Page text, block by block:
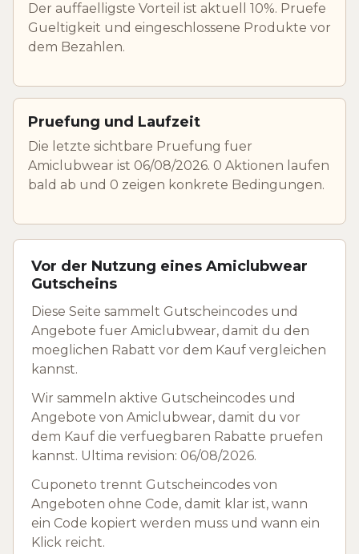
Der auffaelligste Vorteil ist aktuell 10%. Pruefe
Gueltigkeit und eingeschlossene Produkte vor
dem Bezahlen.
Pruefung und Laufzeit
Die letzte sichtbare Pruefung fuer
Amiclubwear ist 06/08/2026. 0 Aktionen laufen
bald ab und 0 zeigen konkrete Bedingungen.
Vor der Nutzung eines Amiclubwear
Gutscheins
Diese Seite sammelt Gutscheincodes und
Angebote fuer Amiclubwear, damit du den
moeglichen Rabatt vor dem Kauf vergleichen
kannst.
Wir sammeln aktive Gutscheincodes und
Angebote von Amiclubwear, damit du vor
dem Kauf die verfuegbaren Rabatte pruefen
kannst. Ultima revision: 06/08/2026.
Cuponeto trennt Gutscheincodes von
Angeboten ohne Code, damit klar ist, wann
ein Code kopiert werden muss und wann ein
Klick reicht.